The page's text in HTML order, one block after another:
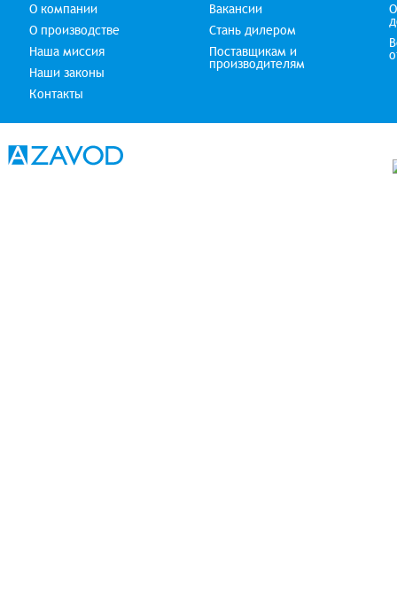
О компании
О производстве
Наша миссия
Наши законы
Контакты
Вакансии
Стань дилером
Поставщикам и
производителям